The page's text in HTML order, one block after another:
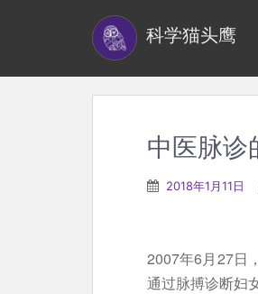
科学猫头鹰
中医脉诊
2018年1月11日
2007年6月27日
通过脉搏诊断妇